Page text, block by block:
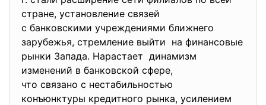
стране, установление связей
с банковскими учреждениями ближнего
зарубежья, стремление выйти на финансовые
рынки Запада. Нарастает динамизм
изменений в банковской сфере,
что связано с нестабильностью
конъюнктуры кредитного рынка, усилением